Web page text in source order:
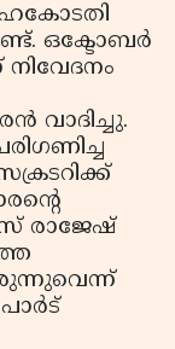
ഒക്ടോബര്‍
വാദിച്ചു.
രാജേഷ്